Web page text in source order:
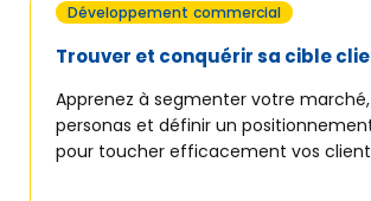
Développement commercial
Trouver et conquérir sa cible
Apprenez à segmenter votre
personas et définir un
pour toucher efficacement vos